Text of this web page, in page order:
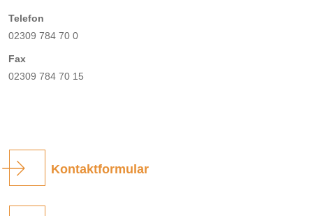
Telefon
02309 784 70 0
Fax
02309 784 70 15
Kontaktformular